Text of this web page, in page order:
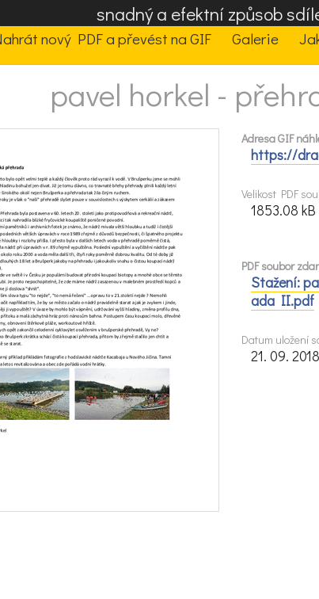
snadný a efektní způsob
nový PDF a převést na GIF Galerie
pavel horkel -
Adresa GIF
https://
Velikost PDF
1853.08 kB
PDF soubor
Stažení:
ada II.pdf
Datum uložení
21. 09. 2018